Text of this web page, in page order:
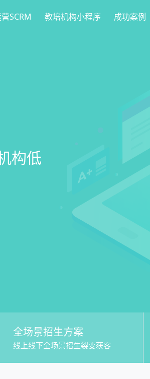
SCRM 教培机构小程序 成功案例
方
构低
便
全场景招生方案
线上线下全场景招生裂变获客
系统】哪个好？推荐校